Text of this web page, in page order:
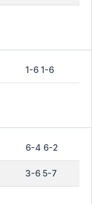
1-6 1-6
6-4 6-2
3-6 5-7